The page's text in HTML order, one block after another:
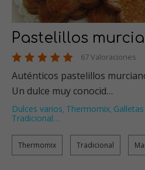
Pastelillos
67 Valoraciones
Auténticos pastelillos
Un dulce muy conocid…
Dulces varios, Thermomix,
Tradicional…
Thermomix Tradicional